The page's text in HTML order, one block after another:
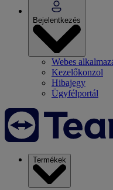
Bejelentkezés
Webes
Kezelőkonzol
Hibajegy
Ügyfélportál
Termékek